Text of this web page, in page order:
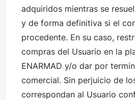
adquiridos mientras se
y de forma definitiva si el
procedente. En su caso,
compras del Usuario en la
ENARMAD y/o dar por
comercial. Sin perjuicio de
correspondan al Usuario